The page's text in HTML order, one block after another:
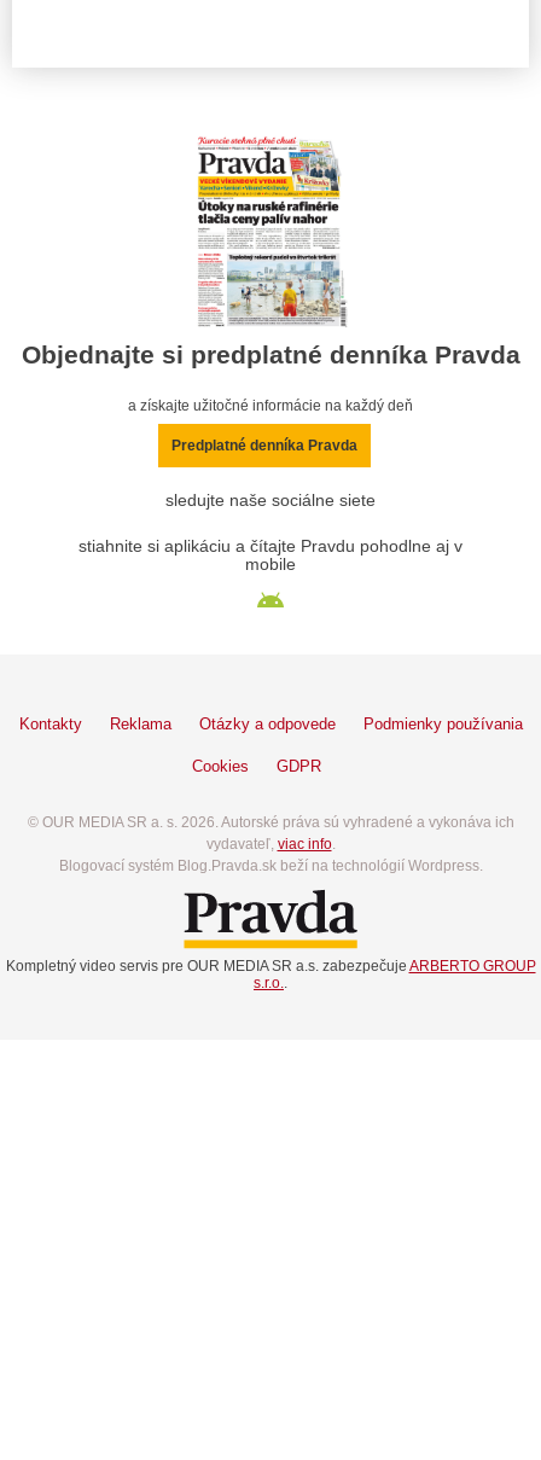
Objednajte si predplatné denníka Pravda
a získajte užitočné informácie na každý deň
Predplatné denníka Pravda
sledujte naše sociálne siete
stiahnite si aplikáciu a čítajte Pravdu pohodlne aj v
mobile
Kontakty Reklama Otázky a odpovede Podmienky používania
Cookies GDPR
© OUR MEDIA SR a. s. 2026. Autorské práva sú vyhradené a vykonáva ich
vydavateľ, viac info.
Blogovací systém Blog.Pravda.sk beží na technológií Wordpress.
Kompletný video servis pre OUR MEDIA SR a.s. zabezpečuje ARBERTO GROUP
s.r.o..